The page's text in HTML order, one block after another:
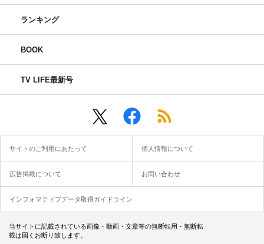
ランキング
BOOK
TV LIFE最新号
サイトのご利用にあたって 個人情報について
広告掲載について お問い合わせ
インフォマティブデータ取得ガイドライン
当サイトに記載されている画像・動画・文章等の無断転用・無断転
載は固くお断り致します。